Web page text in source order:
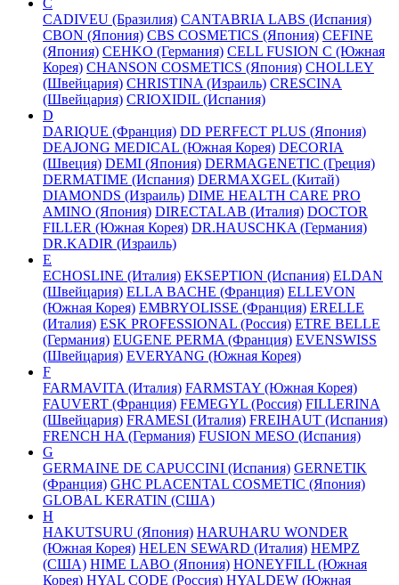
CADIVEU (Бразилия) CANTABRIA LABS (Испания)
CBON (Япония) CBS COSMETICS (Япония) CEFINE
(Япония) CEHKO (Германия) CELL FUSION C (Южная
Корея) CHANSON COSMETICS (Япония) CHOLLEY
(Швейцария) CHRISTINA (Израиль) CRESCINA
(Швейцария) CRIOXIDIL (Испания)
D
DARIQUE (Франция) DD PERFECT PLUS (Япония)
DEAJONG MEDICAL (Южная Корея) DECORIA
(Швеция) DEMI (Япония) DERMAGENETIC (Греция)
DERMATIME (Испания) DERMAXGEL (Китай)
DIAMONDS (Израиль) DIME HEALTH CARE PRO
AMINO (Япония) DIRECTALAB (Италия) DOCTOR
FILLER (Южная Корея) DR.HAUSCHKA (Германия)
DR.KADIR (Израиль)
E
ECHOSLINE (Италия) EKSEPTION (Испания) ELDAN
(Швейцария) ELLA BACHE (Франция) ELLEVON
(Южная Корея) EMBRYOLISSE (Франция) ERELLE
(Италия) ESK PROFESSIONAL (Россия) ETRE BELLE
(Германия) EUGENE PERMA (Франция) EVENSWISS
(Швейцария) EVERYANG (Южная Корея)
F
FARMAVITA (Италия) FARMSTAY (Южная Корея)
FAUVERT (Франция) FEMEGYL (Россия) FILLERINA
(Швейцария) FRAMESI (Италия) FREIHAUT (Испания)
FRENCH HA (Германия) FUSION MESO (Испания)
G
GERMAINE DE CAPUCCINI (Испания) GERNETIK
(Франция) GHC PLACENTAL COSMETIC (Япония)
GLOBAL KERATIN (США)
H
HAKUTSURU (Япония) HARUHARU WONDER
(Южная Корея) HELEN SEWARD (Италия) HEMPZ
(США) HIME LABO (Япония) HONEYFILL (Южная
Корея) HYAL CODE (Россия) HYALDEW (Южная